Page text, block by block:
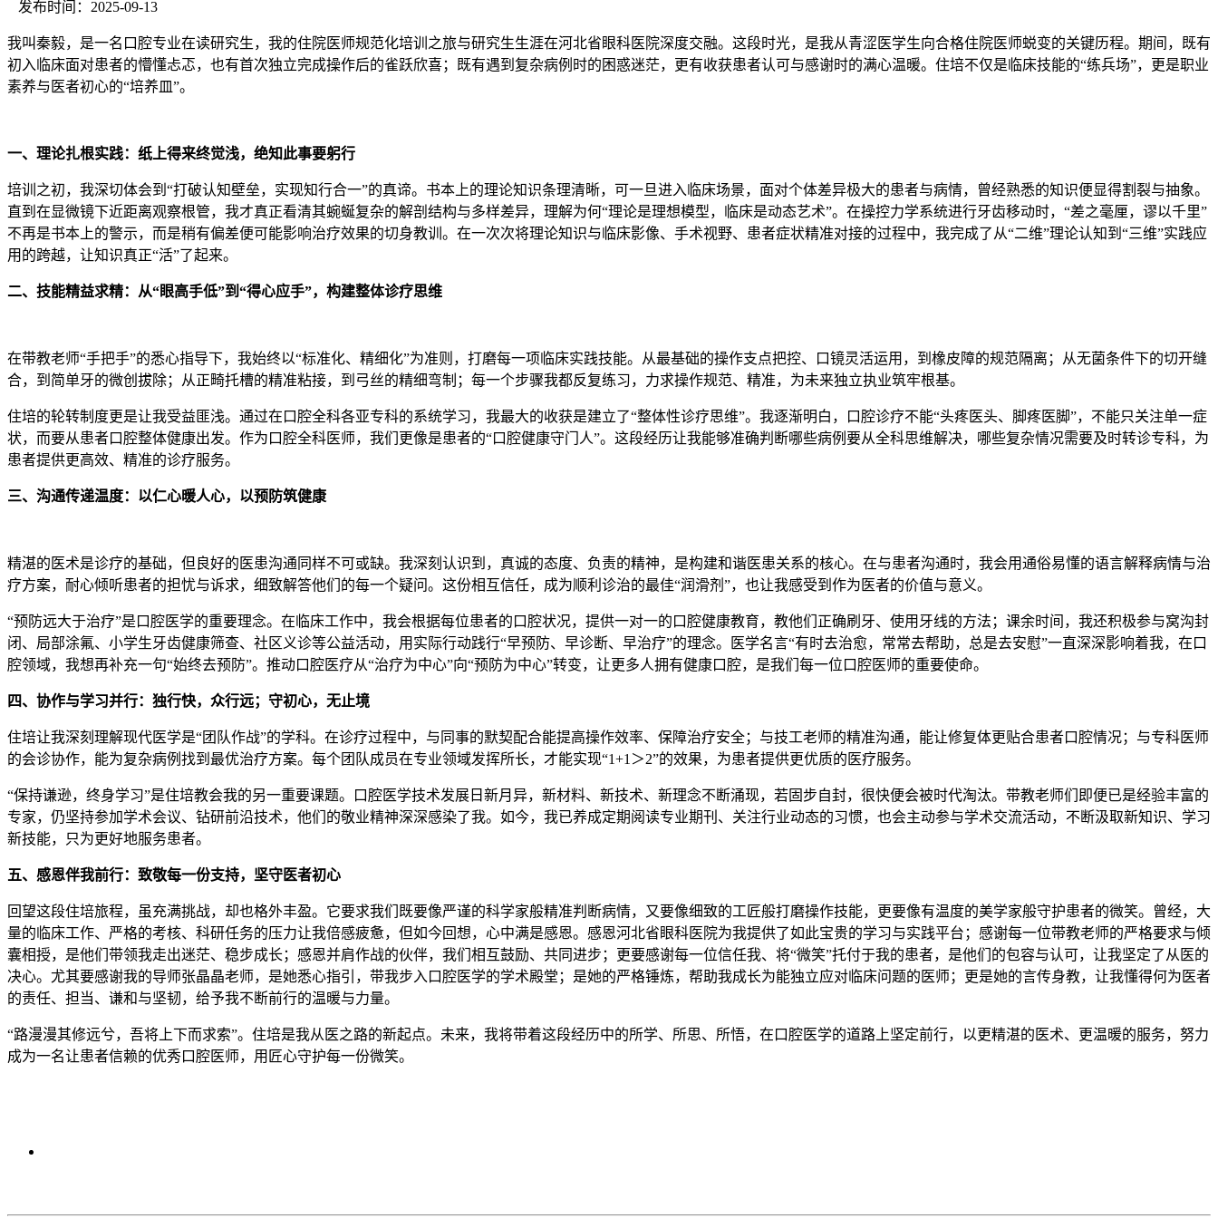
发布时间：2025-09-13
我叫秦毅，是一名口腔专业在读研究生，我的住院医师规范化培训之旅与研究生生涯在河北省眼科医院深度交融。这段时光，是我从青涩医学生向合格住院医师蜕变的关键历程。期间，既有
初入临床面对患者的懵懂忐忑，也有首次独立完成操作后的雀跃欣喜；既有遇到复杂病例时的困惑迷茫，更有收获患者认可与感谢时的满心温暖。住培不仅是临床技能的“练兵场”，更是职业
素养与医者初心的“培养皿”。
一、理论扎根实践：纸上得来终觉浅，绝知此事要躬行
培训之初，我深切体会到“打破认知壁垒，实现知行合一”的真谛。书本上的理论知识条理清晰，可一旦进入临床场景，面对个体差异极大的患者与病情，曾经熟悉的知识便显得割裂与抽象。
直到在显微镜下近距离观察根管，我才真正看清其蜿蜒复杂的解剖结构与多样差异，理解为何“理论是理想模型，临床是动态艺术”。在操控力学系统进行牙齿移动时，“差之毫厘，谬以千里”
不再是书本上的警示，而是稍有偏差便可能影响治疗效果的切身教训。在一次次将理论知识与临床影像、手术视野、患者症状精准对接的过程中，我完成了从“二维”理论认知到“三维”实践应
用的跨越，让知识真正“活”了起来。
二、技能精益求精：从“眼高手低”到“得心应手”，构建整体诊疗思维
在带教老师“手把手”的悉心指导下，我始终以“标准化、精细化”为准则，打磨每一项临床实践技能。从最基础的操作支点把控、口镜灵活运用，到橡皮障的规范隔离；从无菌条件下的切开缝
合，到简单牙的微创拔除；从正畸托槽的精准粘接，到弓丝的精细弯制；每一个步骤我都反复练习，力求操作规范、精准，为未来独立执业筑牢根基。
住培的轮转制度更是让我受益匪浅。通过在口腔全科各亚专科的系统学习，我最大的收获是建立了“整体性诊疗思维”。我逐渐明白，口腔诊疗不能“头疼医头、脚疼医脚”，不能只关注单一症
状，而要从患者口腔整体健康出发。作为口腔全科医师，我们更像是患者的“口腔健康守门人”。这段经历让我能够准确判断哪些病例要从全科思维解决，哪些复杂情况需要及时转诊专科，为
患者提供更高效、精准的诊疗服务。
三、沟通传递温度：以仁心暖人心，以预防筑健康
精湛的医术是诊疗的基础，但良好的医患沟通同样不可或缺。我深刻认识到，真诚的态度、负责的精神，是构建和谐医患关系的核心。在与患者沟通时，我会用通俗易懂的语言解释病情与治
疗方案，耐心倾听患者的担忧与诉求，细致解答他们的每一个疑问。这份相互信任，成为顺利诊治的最佳“润滑剂”，也让我感受到作为医者的价值与意义。
“预防远大于治疗”是口腔医学的重要理念。在临床工作中，我会根据每位患者的口腔状况，提供一对一的口腔健康教育，教他们正确刷牙、使用牙线的方法；课余时间，我还积极参与窝沟封
闭、局部涂氟、小学生牙齿健康筛查、社区义诊等公益活动，用实际行动践行“早预防、早诊断、早治疗”的理念。医学名言“有时去治愈，常常去帮助，总是去安慰”一直深深影响着我，在口
腔领域，我想再补充一句“始终去预防”。推动口腔医疗从“治疗为中心”向“预防为中心”转变，让更多人拥有健康口腔，是我们每一位口腔医师的重要使命。
四、协作与学习并行：独行快，众行远；守初心，无止境
住培让我深刻理解现代医学是“团队作战”的学科。在诊疗过程中，与同事的默契配合能提高操作效率、保障治疗安全；与技工老师的精准沟通，能让修复体更贴合患者口腔情况；与专科医师
的会诊协作，能为复杂病例找到最优治疗方案。每个团队成员在专业领域发挥所长，才能实现“1+1＞2”的效果，为患者提供更优质的医疗服务。
“保持谦逊，终身学习”是住培教会我的另一重要课题。口腔医学技术发展日新月异，新材料、新技术、新理念不断涌现，若固步自封，很快便会被时代淘汰。带教老师们即便已是经验丰富的
专家，仍坚持参加学术会议、钻研前沿技术，他们的敬业精神深深感染了我。如今，我已养成定期阅读专业期刊、关注行业动态的习惯，也会主动参与学术交流活动，不断汲取新知识、学习
新技能，只为更好地服务患者。
五、感恩伴我前行：致敬每一份支持，坚守医者初心
回望这段住培旅程，虽充满挑战，却也格外丰盈。它要求我们既要像严谨的科学家般精准判断病情，又要像细致的工匠般打磨操作技能，更要像有温度的美学家般守护患者的微笑。曾经，大
量的临床工作、严格的考核、科研任务的压力让我倍感疲惫，但如今回想，心中满是感恩。感恩河北省眼科医院为我提供了如此宝贵的学习与实践平台；感谢每一位带教老师的严格要求与倾
囊相授，是他们带领我走出迷茫、稳步成长；感恩并肩作战的伙伴，我们相互鼓励、共同进步；更要感谢每一位信任我、将“微笑”托付于我的患者，是他们的包容与认可，让我坚定了从医的
决心。尤其要感谢我的导师张晶晶老师，是她悉心指引，带我步入口腔医学的学术殿堂；是她的严格锤炼，帮助我成长为能独立应对临床问题的医师；更是她的言传身教，让我懂得何为医者
的责任、担当、谦和与坚韧，给予我不断前行的温暖与力量。
“路漫漫其修远兮，吾将上下而求索”。住培是我从医之路的新起点。未来，我将带着这段经历中的所学、所思、所悟，在口腔医学的道路上坚定前行，以更精湛的医术、更温暖的服务，努力
成为一名让患者信赖的优秀口腔医师，用匠心守护每一份微笑。